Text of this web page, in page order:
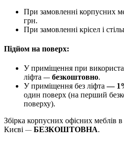
При замовленні корпусних
грн.
При замовленні крісел і
Підйом на поверх:
У приміщення при
ліфта — безкоштовно.
У приміщення без ліфта—
один поверх (на перший
поверху).
Збірка корпусних офісних меблів в
Києві — БЕЗКОШТОВНА.